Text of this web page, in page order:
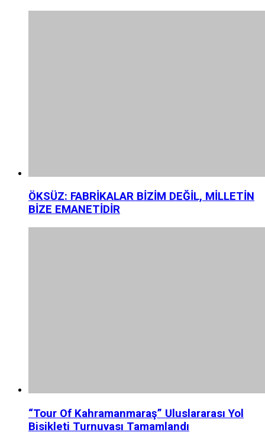
ÖKSÜZ: FABRİKALAR BİZİM DEĞİL, MİLLETİN
BİZE EMANETİDİR
“Tour Of Kahramanmaraş” Uluslararası Yol
Bisikleti Turnuvası Tamamlandı